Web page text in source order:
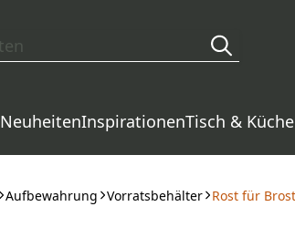
NeuheitenInspirationenTisch & Küche
Aufbewahrung Vorratsbehälter Rost für